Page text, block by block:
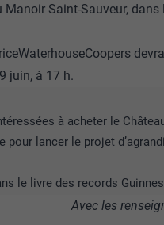
Saint-Sauveur,
juin, à 17 h.
à acheter le
pour lancer le projet
le livre des records
Avec les